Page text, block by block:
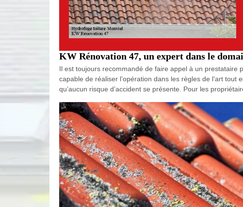
KW Rénovation 47, un expert dans le
Il est toujours recommandé de faire appel à un
capable de réaliser l’opération dans les règles de l’art
qu’aucun risque d’accident se présente. Pour les